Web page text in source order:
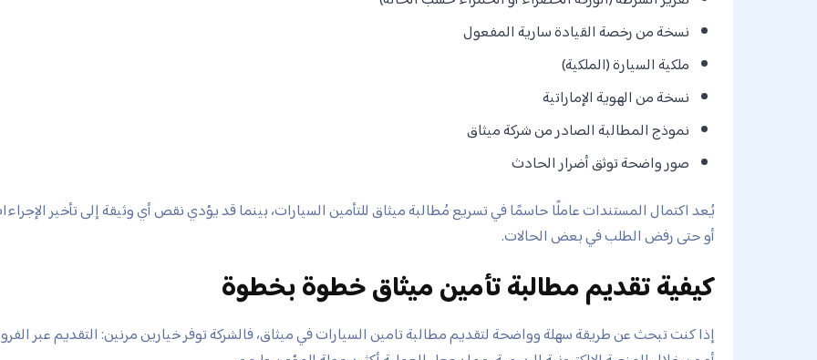
نسخة من رخصة القيادة سارية المفعول
ملكية السيارة (الملكية)
نسخة من الهوية الإماراتية
نموذج المطالبة الصادر من شركة ميثاق
صور واضحة توثق أضرار الحادث
يُعد اكتمال المستندات عاملًا حاسمًا في تسريع مُطالبة ميثاق للتأمين السيارات، بينما قد يؤدي نقص أي وثيقة إلى تأخير
أو حتى رفض الطلب في بعض الحالات.
كيفية تقديم مطالبة تأمين ميثاق خطوة بخطوة
إذا كنت تبحث عن طريقة سهلة وواضحة لتقديم مطالبة تامين السيارات في ميثاق، فالشركة توفر خيارين مرنين: التقديم عبر